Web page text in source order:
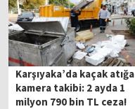
Karşıyaka’da kaçak atığa
kamera takibi: 2 ayda 1
milyon 790 bin TL ceza!